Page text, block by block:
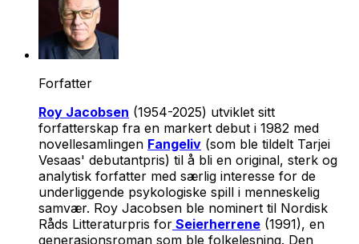
Forfatter
Roy Jacobsen (1954-2025) utviklet sitt
forfatterskap fra en markert debut i 1982 med
novellesamlingen Fangeliv (som ble tildelt Tarjei
Vesaas' debutantpris) til å bli en original, sterk og
analytisk forfatter med særlig interesse for de
underliggende psykologiske spill i menneskelig
samvær. Roy Jacobsen ble nominert til Nordisk
Råds Litteraturpris for Seierherrene (1991), en
generasjonsroman som ble folkelesning. Den